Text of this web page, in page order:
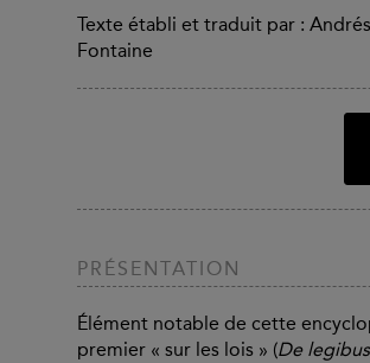
Texte établi et traduit par :
Fontaine
PRÉSENTATION
Élément notable de cette
premier « sur les lois » (De legibus